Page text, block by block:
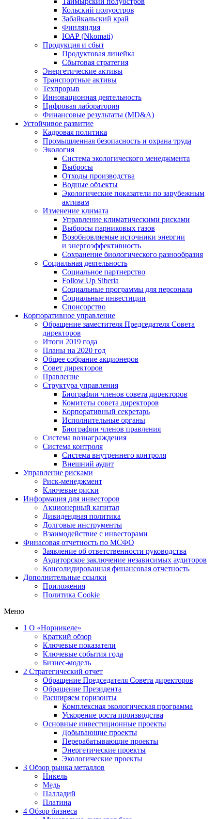
Кольский полуостров
Забайкальский край
Финляндия
ЮАР (Nkomati)
Продукция и сбыт
Продуктовая линейка
Сбытовая стратегия
Энергетические активы
Транспортные активы
Техпрорыв
Инновационная деятельность
Цифровая лаборатория
Финансовые результаты (MD&A)
Устойчивое развитие
Кадровая политика
Промышленная безопасность и охрана труда
Экология
Система экологического менеджмента
Выбросы
Отходы производства
Водные объекты
Экологические показатели по зарубежным
активам
Изменение климата
Управление климатическими рисками
Выбросы парниковых газов
Возобновляемые источники энергии
и энергоэффективность
Сохранение биологического разнообразия
Социальная деятельность
Социальное партнерство
Follow Up Siberia
Социальные программы для персонала
Социальные инвестиции
Спонсорство
Корпоративное управление
Обращение заместителя Председателя Совета
директоров
Итоги 2019 года
Планы на 2020 год
Общее собрание акционеров
Совет директоров
Правление
Структура управления
Биографии членов совета директоров
Комитеты совета директоров
Корпоративный секретарь
Исполнительные органы
Биографии членов правления
Система вознаграждения
Система контроля
Система внутреннего контроля
Внешний аудит
Управление рисками
Риск-менеджмент
Ключевые риски
Информация для инвесторов
Акционерный капитал
Дивидендная политика
Долговые инструменты
Взаимодействие с инвеcторами
Финасовая отчетность по МСФО
Заявление об ответственности руководства
Аудиторское заключение независимых аудиторов
Консолидированная финансовая отчетность
Дополнительные ссылки
Приложения
Политика Cookie
Меню
1 О «Норникеле»
Краткий обзор
Ключевые показатели
Ключевые события года
Бизнес-модель
2 Стратегический отчет
Обращение Председателя Совета директоров
Обращение Президента
Расширяем горизонты
Комплексная экологическая программа
Ускорение роста производства
Основные инвестиционные проекты
Добывающие проекты
Перерабатывающие проекты
Энергетические проекты
Экологические проекты
3 Обзор рынка металлов
Никель
Медь
Палладий
Платина
4 Обзор бизнеса